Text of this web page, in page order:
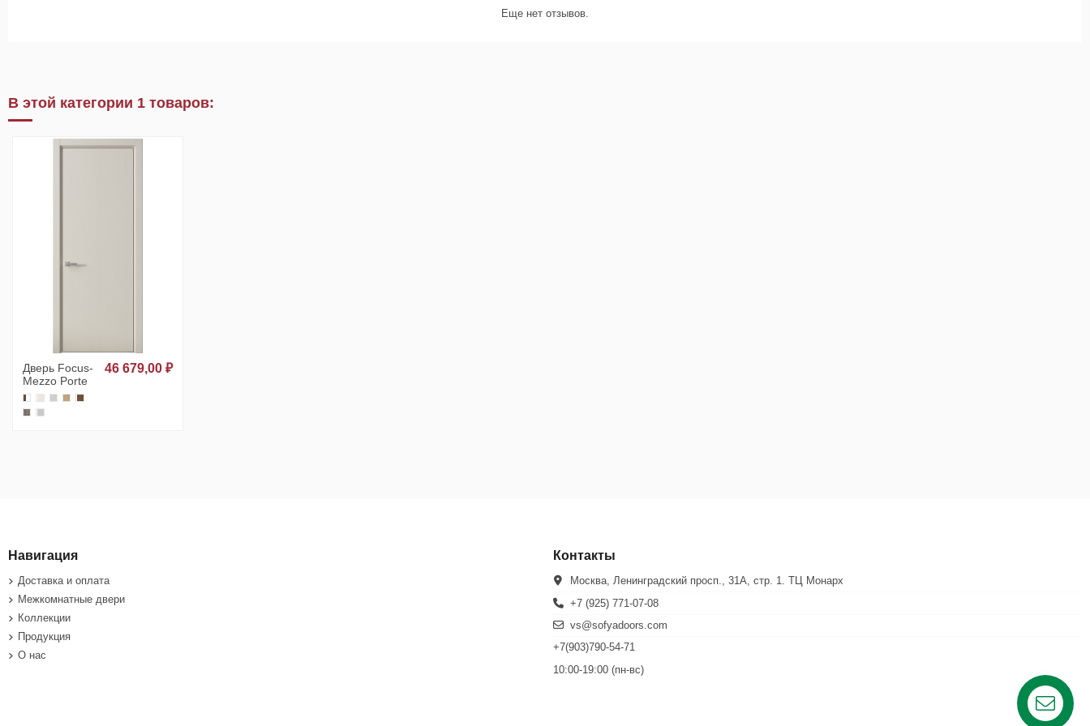
Еще нет отзывов.
В этой категории 1 товаров:
Дверь Focus-
Mezzo Porte
46 679,00 ₽
Навигация
Доставка и оплата
Межкомнатные двери
Коллекции
Продукция
О нас
Контакты
Москва, Ленинградский просп., 31А, стр. 1. ТЦ Монарх
+7 (925) 771-07-08
vs@sofyadoors.com
+7(903)790-54-71
10:00-19:00 (пн-вс)
Контакты